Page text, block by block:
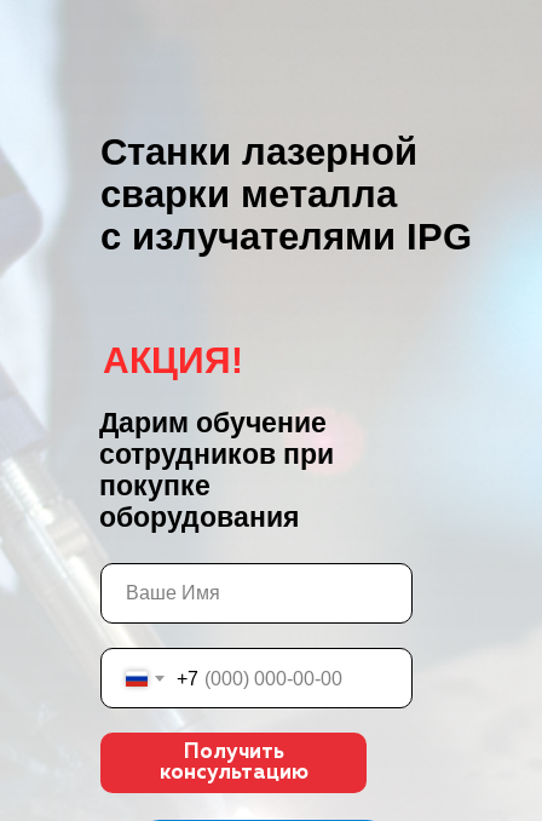
Станки лазерной
сварки металла
с излучателями IPG
АКЦИЯ!
Дарим обучение
сотрудников при
покупке
оборудования
+7
Получить
консультацию